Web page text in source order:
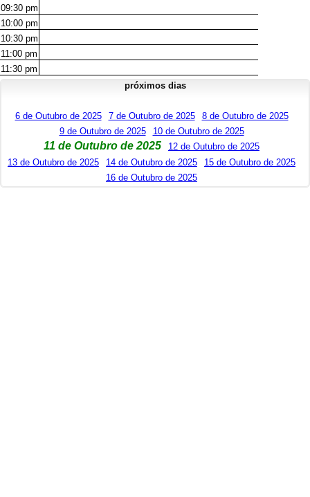
09:30 pm
10:00 pm
10:30 pm
11:00 pm
11:30 pm
próximos dias
6 de Outubro de 2025 7 de Outubro de 2025
8 de Outubro de 2025
9 de Outubro de 2025
10 de Outubro de 2025
11 de Outubro de 2025
12 de Outubro de 2025
13 de Outubro de 2025
14 de Outubro de 2025
15 de Outubro de 2025
16 de Outubro de 2025